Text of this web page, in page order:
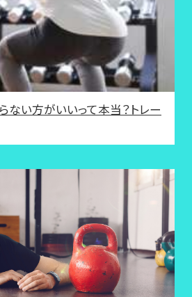
ない方がいいって本当？トレー